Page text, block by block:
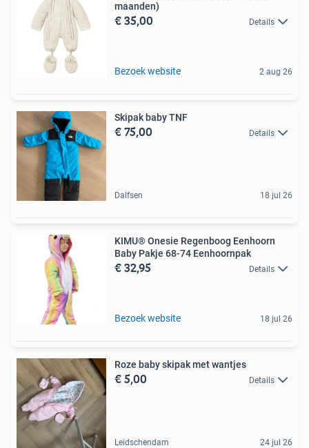
maanden)
€ 35,00 Details
Bezoek website 2 aug 26
Skipak baby TNF
€ 75,00 Details
Dalfsen 18 jul 26
KIMU® Onesie Regenboog Eenhoorn
Baby Pakje 68-74 Eenhoornpak
€ 32,95 Details
Bezoek website 18 jul 26
Roze baby skipak met wantjes
€ 5,00 Details
Leidschendam 24 jul 26